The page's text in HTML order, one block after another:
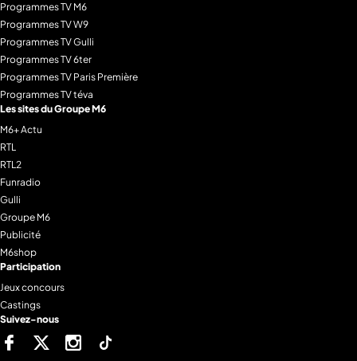
Programmes TV M6
Programmes TV W9
Programmes TV Gulli
Programmes TV 6ter
Programmes TV Paris Première
Programmes TV téva
Les sites du Groupe M6
M6+ Actu
RTL
RTL2
Funradio
Gulli
Groupe M6
Publicité
M6shop
Participation
Jeux concours
Castings
Suivez-nous
FacebookTwitter Instagram